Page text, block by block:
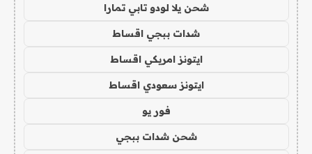
شحن يلا لودو تابي تمارا
شدات ببجي اقساط
ايتونز امريكي اقساط
ايتونز سعودي اقساط
فور يو
شحن شدات ببجي